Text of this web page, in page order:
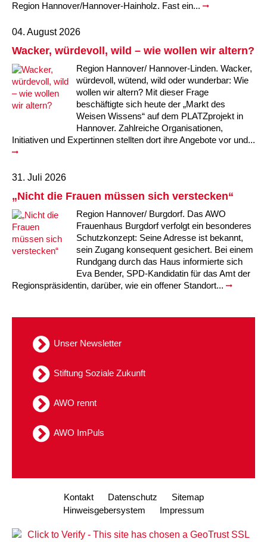
Region Hannover/Hannover-Hainholz. Fast ein...
04. August 2026
Wacker, würdevoll, wild – wie wollen wir altern?
Region Hannover/ Hannover-Linden. Wacker,
würdevoll, wütend, wild oder wunderbar: Wie
wollen wir altern? Mit dieser Frage
beschäftigte sich heute der „Markt des
Weisen Wissens“ auf dem PLATZprojekt in
Hannover. Zahlreiche Organisationen,
Initiativen und Expertinnen stellten dort ihre Angebote vor und...
31. Juli 2026
„Nicht die Frauen müssen sich verstecken“
Region Hannover/ Burgdorf. Das AWO
Frauenhaus Burgdorf verfolgt ein besonderes
Schutzkonzept: Seine Adresse ist bekannt,
sein Zugang konsequent gesichert. Bei einem
Rundgang durch das Haus informierte sich
Eva Bender, SPD-Kandidatin für das Amt der
Regionspräsidentin, darüber, wie ein offener Standort...
Unser Newsletter
Stiftung Soziale Zukunft
AWO rennt
AWO ImPuls
Kontakt Datenschutz
Sitemap
Hinweisgebersystem
Impressum